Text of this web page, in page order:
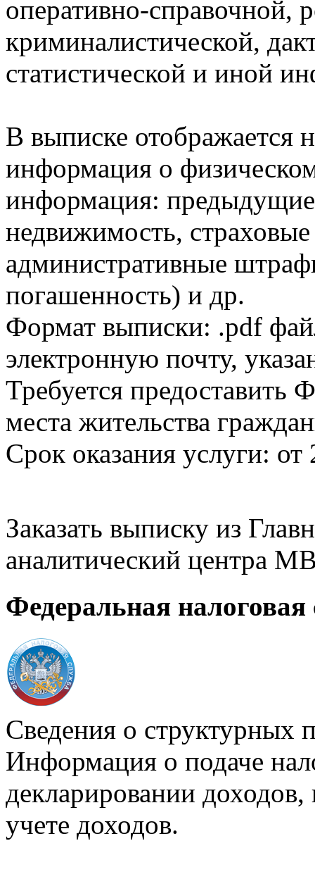
оперативно-справочной,
криминалистической,
статистической и иной
В выписке отображается
информация о
информация:
недвижимость,
административные
погашенность) и др.
Формат выписки: .pdf
электронную почту,
Требуется
места жительства
Срок оказания услуги: от
Заказать выписку из
аналитический центра
Федеральная налоговая
Сведения о структурных
Информация о подаче
декларировании доходов,
учете доходов.